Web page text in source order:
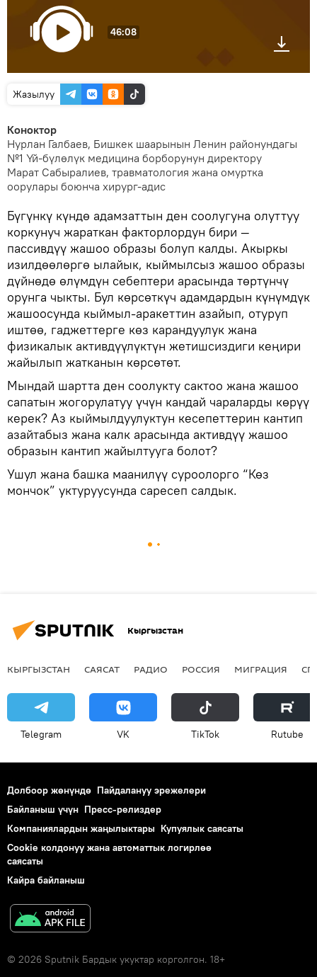
46:08
Жазылуу
Коноктор
Нурлан Галбаев, Бишкек шаарынын Ленин районундагы
№1 Үй-бүлөлүк медицина борборунун директору
Марат Сабыралиев, травматология жана омуртка
оорулары боюнча хирург-адис
Бүгүнкү күндө адамзаттын ден соолугуна олуттуу
коркунуч жараткан факторлордун бири —
пассивдүү жашоо образы болуп калды. Акыркы
изилдөөлөргө ылайык, кыймылсыз жашоо образы
дүйнөдө өлүмдүн себептери арасында төртүнчү
орунга чыкты. Бул көрсөткүч адамдардын күнүмдүк
жашоосунда кыймыл-аракеттин азайып, отуруп
иштөө, гаджеттерге көз карандуулук жана
физикалык активдүүлүктүн жетишсиздиги кеңири
жайылып жатканын көрсөтөт.
Мындай шартта ден соолукту сактоо жана жашоо
сапатын жогорулатуу үчүн кандай чараларды көрүү
керек? Аз кыймылдуулуктун кесепеттерин кантип
азайтабыз жана калк арасында активдүү жашоо
образын кантип жайылтууга болот?
Ушул жана башка маанилүү суроолорго “Көз
мончок” уктуруусунда саресеп салдык.
Кыргызстан
КЫРГЫЗСТАН САЯСАТ РАДИО РОССИЯ МИГРАЦИЯ
Telegram VK ТikТоk Rutube
Долбоор жөнүндө Пайдалануу эрежелери
Байланыш үчүн Пресс-релиздер
Компаниялардын жаңылыктары Купуялык саясаты
Cookie колдонуу жана автоматтык логирлөө
саясаты
Кайра байланыш
© 2026 Sputnik Бардык укуктар корголгон. 18+